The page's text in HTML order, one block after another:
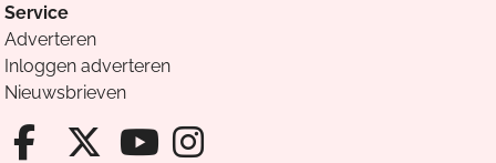
Service
Adverteren
Inloggen adverteren
Nieuwsbrieven
Facebook van Cvandaag
X van Cvandaag
Instagram van